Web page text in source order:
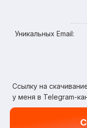
Уникальных Email:
Ссылку на
у меня в Telegram-